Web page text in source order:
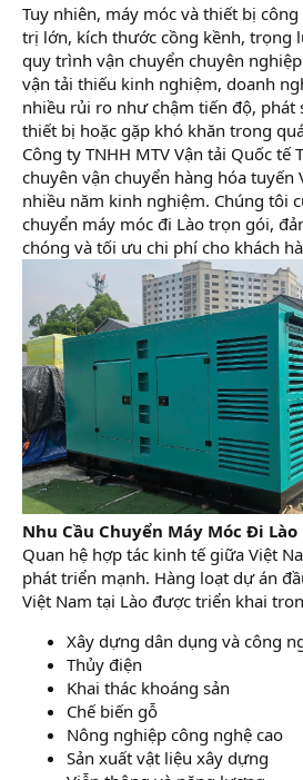
Tuy nhiên, máy móc và thiết bị
trị lớn, kích thước cồng kềnh, trọng
quy trình vận chuyển chuyên
vận tải thiếu kinh nghiệm, doanh
nhiều rủi ro như chậm tiến độ, phát
thiết bị hoặc gặp khó khăn trong
Công ty TNHH MTV Vận tải Quốc tế
chuyên vận chuyển hàng hóa tuyến
nhiều năm kinh nghiệm. Chúng tôi
chuyển máy móc đi Lào trọn gói,
chóng và tối ưu chi phí cho khách
Nhu Cầu Chuyển Máy Móc Đi
Quan hệ hợp tác kinh tế giữa Việt
phát triển mạnh. Hàng loạt dự án
Việt Nam tại Lào được triển khai
Xây dựng dân dụng và công
Thủy điện
Khai thác khoáng sản
Chế biến gỗ
Nông nghiệp công nghệ cao
Sản xuất vật liệu xây dựng